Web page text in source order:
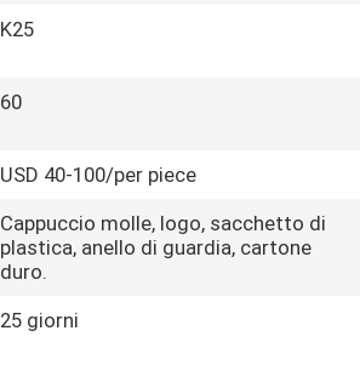
K25
60
USD 40-100/per piece
Cappuccio molle, logo, sacchetto di
plastica, anello di guardia, cartone
duro.
25 giorni